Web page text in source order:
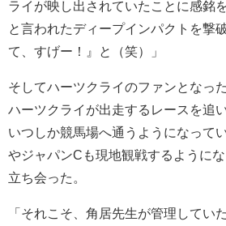
ライが映し出されていたことに感銘
と言われたディープインパクトを撃
て、すげー！』と（笑）」
そしてハーツクライのファンとなっ
ハーツクライが出走するレースを追
いつしか競馬場へ通うようになって
やジャパンCも現地観戦するように
立ち会った。
「それこそ、角居先生が管理してい